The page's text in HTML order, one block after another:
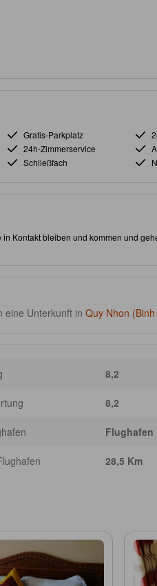
Gratis-Parkplatz
24h-Zimmerservice
Schließfach
Kontakt bleiben und kommen und
Sehenswürdigkeiten bequem zu
eine Unterkunft in Quy Nhon
8,2
8,2
Flughafen
28,5 Km